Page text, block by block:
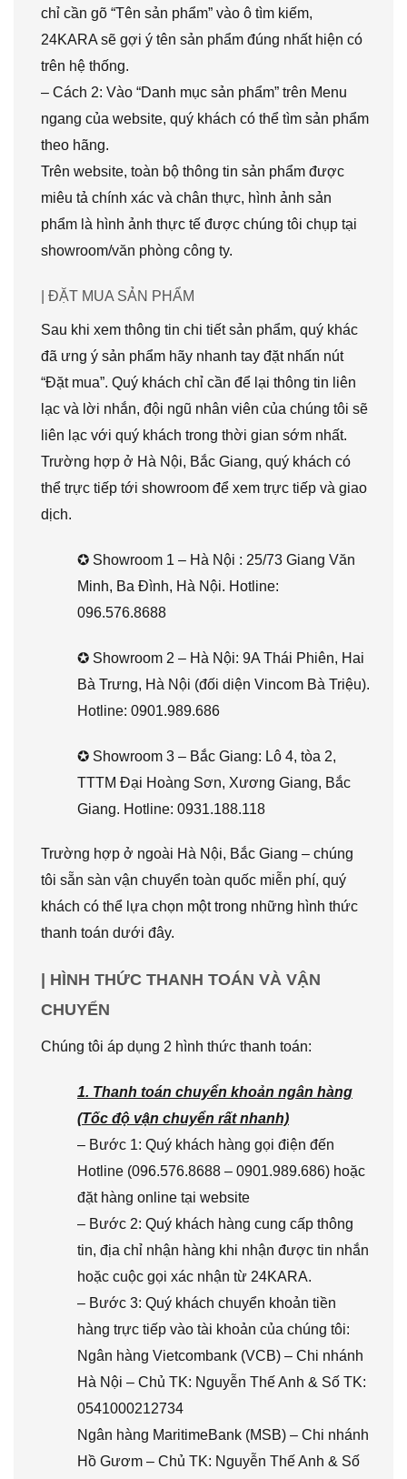
chỉ cần gõ “Tên sản phẩm” vào ô tìm kiếm,
24KARA sẽ gợi ý tên sản phẩm đúng nhất hiện có
trên hệ thống.
– Cách 2: Vào “Danh mục sản phẩm” trên Menu
ngang của website, quý khách có thể tìm sản phẩm
theo hãng.
Trên website, toàn bộ thông tin sản phẩm được
miêu tả chính xác và chân thực, hình ảnh sản
phẩm là hình ảnh thực tế được chúng tôi chụp tại
showroom/văn phòng công ty.
| ĐẶT MUA SẢN PHẨM
Sau khi xem thông tin chi tiết sản phẩm, quý khác
đã ưng ý sản phẩm hãy nhanh tay đặt nhấn nút
“Đặt mua”. Quý khách chỉ cần để lại thông tin liên
lạc và lời nhắn, đội ngũ nhân viên của chúng tôi sẽ
liên lạc với quý khách trong thời gian sớm nhất.
Trường hợp ở Hà Nội, Bắc Giang, quý khách có
thể trực tiếp tới showroom để xem trực tiếp và giao
dịch.
✪ Showroom 1 – Hà Nội : 25/73 Giang Văn
Minh, Ba Đình, Hà Nội. Hotline:
096.576.8688
✪ Showroom 2 – Hà Nội: 9A Thái Phiên, Hai
Bà Trưng, Hà Nội (đối diện Vincom Bà Triệu).
Hotline: 0901.989.686
✪ Showroom 3 – Bắc Giang: Lô 4, tòa 2,
TTTM Đại Hoàng Sơn, Xương Giang, Bắc
Giang. Hotline: 0931.188.118
Trường hợp ở ngoài Hà Nội, Bắc Giang – chúng
tôi sẵn sàn vận chuyển toàn quốc miễn phí, quý
khách có thể lựa chọn một trong những hình thức
thanh toán dưới đây.
| HÌNH THỨC THANH TOÁN VÀ VẬN
CHUYỂN
Chúng tôi áp dụng 2 hình thức thanh toán:
1. Thanh toán chuyển khoản ngân hàng
(Tốc độ vận chuyển rất nhanh)
– Bước 1: Quý khách hàng gọi điện đến
Hotline (096.576.8688 – 0901.989.686) hoặc
đặt hàng online tại website
– Bước 2: Quý khách hàng cung cấp thông
tin, địa chỉ nhận hàng khi nhận được tin nhắn
hoặc cuộc gọi xác nhận từ 24KARA.
– Bước 3: Quý khách chuyển khoản tiền
hàng trực tiếp vào tài khoản của chúng tôi:
Ngân hàng Vietcombank (VCB) – Chi nhánh
Hà Nội – Chủ TK: Nguyễn Thế Anh & Số TK:
0541000212734
Ngân hàng MaritimeBank (MSB) – Chi nhánh
Hồ Gươm – Chủ TK: Nguyễn Thế Anh & Số